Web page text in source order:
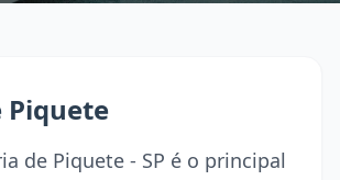
Piquete
de Piquete - SP é o principal